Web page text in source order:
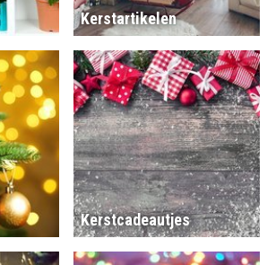
Kerstartikelen
Kerstcadeautjes